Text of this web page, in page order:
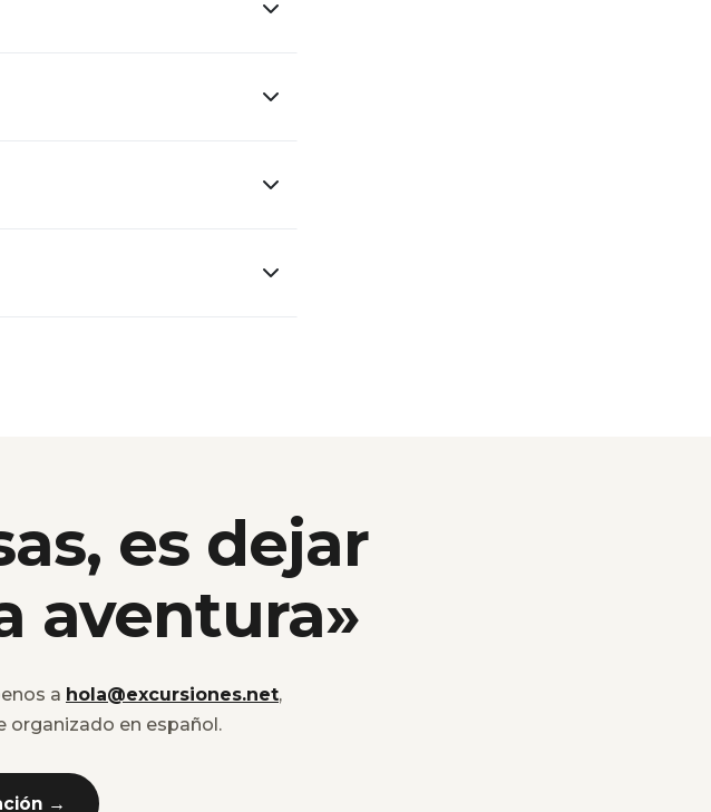
es dejar
aventura»
a hola@excursiones.net,
organizado en español.
→